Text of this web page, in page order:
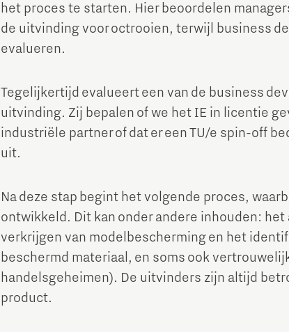
het proces te starten. Hier beoordelen
de uitvinding voor octrooien, terwijl business
evalueren.
Tegelijkertijd evalueert een van de business
uitvinding. Zij bepalen of we het IE in licentie
industriële partner of dat er een TU/e spin-off
uit.
Na deze stap begint het volgende proces,
ontwikkeld. Dit kan onder andere inhouden:
verkrijgen van modelbescherming en het
beschermd materiaal, en soms ook
handelsgeheimen). De uitvinders zijn altijd
product.